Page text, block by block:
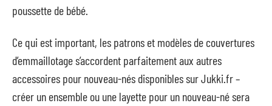
poussette de bébé.
Ce qui est important, les patrons et modèles de couvertures
d’emmaillotage s’accordent parfaitement aux autres
accessoires pour nouveau-nés disponibles sur Jukki.fr –
créer un ensemble ou une layette pour un nouveau-né sera